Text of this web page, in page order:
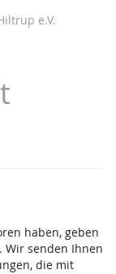
e.V.
haben, geben
Wir senden Ihnen
die mit